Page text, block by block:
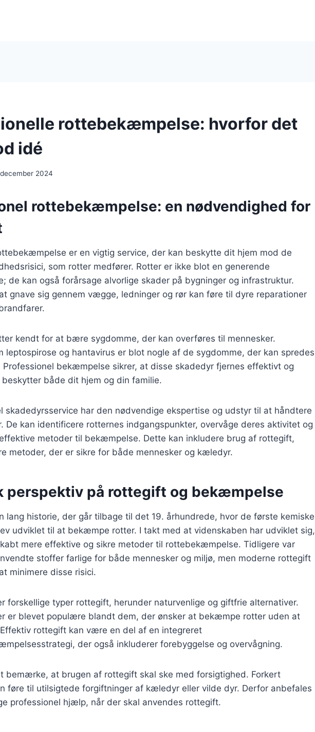
rottebekæmpelse: hvorfor det
idé
december 2024
rottebekæmpelse: en nødvendighed for
er en vigtig service, der kan beskytte dit hjem mod de
som rotter medfører. Rotter er ikke blot en generende
de kan også forårsage alvorlige skader på bygninger og infrastruktur.
gnave sig gennem vægge, ledninger og rør kan føre til dyre reparationer
kendt for at bære sygdomme, der kan overføres til mennesker.
leptospirose og hantavirus er blot nogle af de sygdomme, der kan spredes
Professionel bekæmpelse sikrer, at disse skadedyr fjernes effektivt og
både dit hjem og din familie.
skadedyrsservice har den nødvendige ekspertise og udstyr til at håndtere
De kan identificere rotternes indgangspunkter, overvåge deres aktivitet og
metoder til bekæmpelse. Dette kan inkludere brug af rottegift,
metoder, der er sikre for både mennesker og kæledyr.
perspektiv på rottegift og bekæmpelse
lang historie, der går tilbage til det 19. århundrede, hvor de første kemiske
udviklet til at bekæmpe rotter. I takt med at videnskaben har udviklet sig,
mere effektive og sikre metoder til rottebekæmpelse. Tidligere var
stoffer farlige for både mennesker og miljø, men moderne rottegift
minimere disse risici.
forskellige typer rottegift, herunder naturvenlige og giftfrie alternativer.
er blevet populære blandt dem, der ønsker at bekæmpe rotter uden at
rottegift kan være en del af en integreret
der også inkluderer forebyggelse og overvågning.
bemærke, at brugen af rottegift skal ske med forsigtighed. Forkert
føre til utilsigtede forgiftninger af kæledyr eller vilde dyr. Derfor anbefales
professionel hjælp, når der skal anvendes rottegift.